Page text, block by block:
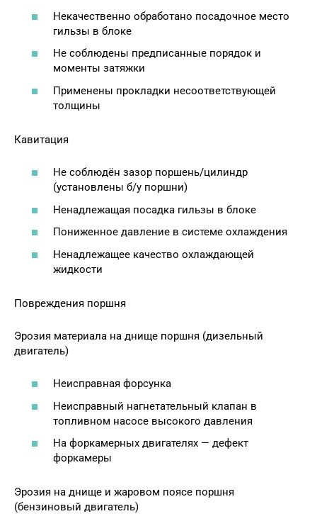
Некачественно обработано посадочное место
гильзы в блоке
Не соблюдены предписанные порядок и
моменты затяжки
Применены прокладки несоответствующей
толщины
Кавитация
Не соблюдён зазор поршень/цилиндр
(установлены б/у поршни)
Ненадлежащая посадка гильзы в блоке
Пониженное давление в системе охлаждения
Ненадлежащее качество охлаждающей
жидкости
Повреждения поршня
Эрозия материала на днище поршня (дизельный
двигатель)
Неисправная форсунка
Неисправный нагнетательный клапан в
топливном насосе высокого давления
На форкамерных двигателях — дефект
форкамеры
Эрозия на днище и жаровом поясе поршня
(бензиновый двигатель)